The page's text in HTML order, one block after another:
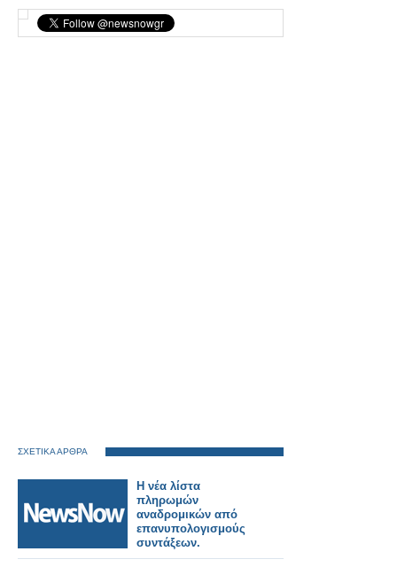
ΣΧΕΤΙΚΑ ΑΡΘΡΑ
Η νέα λίστα
πληρωμών
αναδρομικών από
επανυπολογισμούς
συντάξεων.